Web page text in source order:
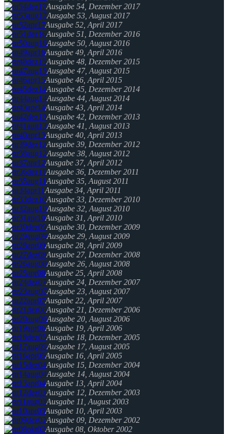
Ausgabe 54, Dezember 2017
Ausgabe 53, August 2017
Ausgabe 52, April 2017
Ausgabe 51, Dezember 2016
Ausgabe 50, August 2016
Ausgabe 49, April 2016
Ausgabe 48, Dezember 2015
Ausgabe 47, August 2015
Ausgabe 46, April 2015
Ausgabe 45, Dezember 2014
Ausgabe 44, August 2014
Ausgabe 43, April 2014
Ausgabe 42, Dezember 2013
Ausgabe 41, August 2013
Ausgabe 40, April 2013
Ausgabe 39, Dezember 2012
Ausgabe 38, August 2012
Ausgabe 37, April 2012
Ausgabe 36, Dezember 2011
Ausgabe 35, August 2011
Ausgabe 34, April 2011
Ausgabe 33, Dezember 2010
Ausgabe 32, August 2010
Ausgabe 31, April 2010
Ausgabe 30, Dezember 2009
Ausgabe 29, August 2009
Ausgabe 28, April 2009
Ausgabe 27, Dezember 2008
Ausgabe 26, August 2008
Ausgabe 25, April 2008
Ausgabe 24, Dezember 2007
Ausgabe 23, August 2007
Ausgabe 22, April 2007
Ausgabe 21, Dezember 2006
Ausgabe 20, August 2006
Ausgabe 19, April 2006
Ausgabe 18, Dezember 2005
Ausgabe 17, August 2005
Ausgabe 16, April 2005
Ausgabe 15, Dezember 2004
Ausgabe 14, August 2004
Ausgabe 13, April 2004
Ausgabe 12, Dezember 2003
Ausgabe 11, August 2003
Ausgabe 10, April 2003
Ausgabe 09, Dezember 2002
Ausgabe 08, Oktober 2002